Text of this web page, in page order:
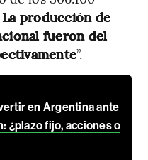
producción de
fueron del
”.
en Argentina ante
¿plazo fijo, acciones o